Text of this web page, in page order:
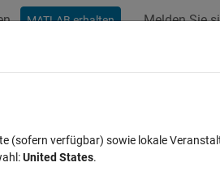
MATLAB erhalten Melden Sie
(sofern verfügbar) sowie lokale
United States.